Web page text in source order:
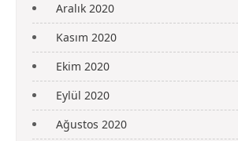
Aralık 2020
Kasım 2020
Ekim 2020
Eylül 2020
Ağustos 2020